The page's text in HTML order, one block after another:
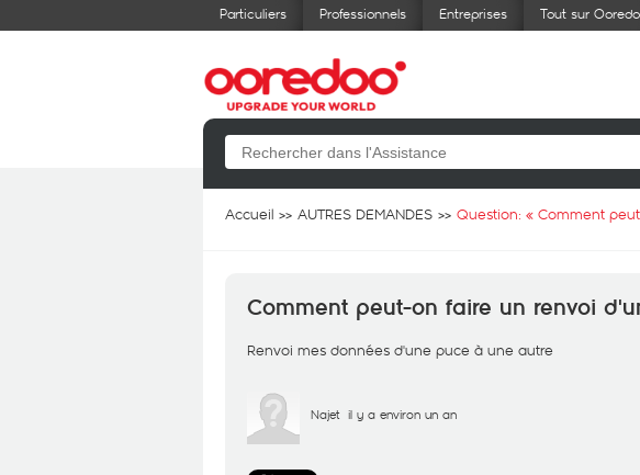
Particuliers Professionnels Entreprises Tout sur
Accueil AUTRES DEMANDES Question: « Comment
Comment peut-on faire un renvoi
Renvoi mes données d'une puce à une autre
Najet il y a environ un an